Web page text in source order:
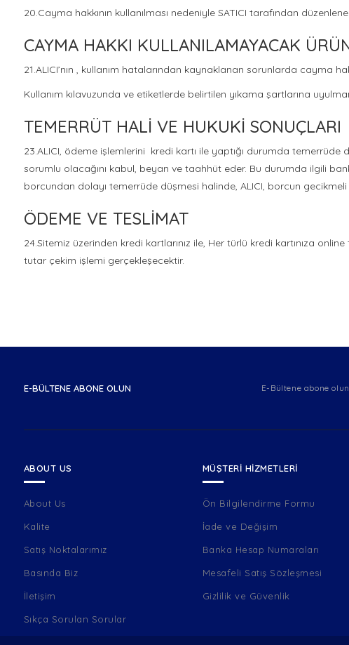
20.Cayma hakkının kullanılması nedeniyle SATICI tarafından
CAYMA HAKKI KULLANILAMAYACAK
21.ALICI’nın , kullanım hatalarından kaynaklanan sorunlarda cayma
Kullanım kılavuzunda ve etiketlerde belirtilen yıkama şartlarına
TEMERRÜT HALİ VE HUKUKİ SONUÇLARI
23.ALICI, ödeme işlemlerini kredi kartı ile yaptığı durumda
sorumlu olacağını kabul, beyan ve taahhüt eder. Bu durumda ilgili
borcundan dolayı temerrüde düşmesi halinde, ALICI, borcun gecikmeli
ÖDEME VE TESLİMAT
24.Sitemiz üzerinden kredi kartlarınız ile, Her türlü kredi kartınıza
tutar çekim işlemi gerçekleşecektir.
E-BÜLTENE ABONE OLUN E-Bültene abone
ABOUT US
About Us
Kalite
Satış Noktalarımız
Basında Biz
İletişim
Sıkça Sorulan Sorular
MÜŞTERI HIZMETLERI
Ön Bilgilendirme Formu
İade ve Değişim
Banka Hesap Numaraları
Mesafeli Satış Sözleşmesi
Gizlilik ve Güvenlik